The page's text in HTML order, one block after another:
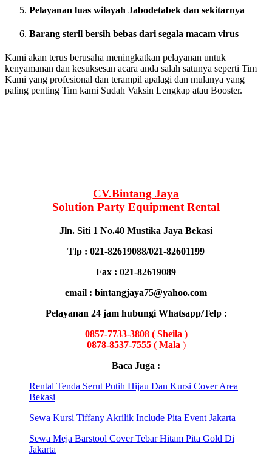
Pelayanan luas wilayah Jabodetabek dan sekitarnya
Barang steril bersih bebas dari segala macam virus
Kami akan terus berusaha meningkatkan pelayanan untuk
kenyamanan dan kesuksesan acara anda salah satunya seperti Tim
Kami yang profesional dan terampil apalagi dan mulanya yang
paling penting Tim kami Sudah Vaksin Lengkap atau Booster.
CV.Bintang Jaya
Solution Party Equipment Rental
Jln. Siti 1 No.40 Mustika Jaya Bekasi
Tlp : 021-82619088/021-82601199
Fax : 021-82619089
email : bintangjaya75@yahoo.com
Pelayanan 24 jam hubungi Whatsapp/Telp :
0857-7733-3808 ( Sheila )
0878-8537-7555 ( Mala )
Baca Juga :
Rental Tenda Serut Putih Hijau Dan Kursi Cover Area
Bekasi
Sewa Kursi Tiffany Akrilik Include Pita Event Jakarta
Sewa Meja Barstool Cover Tebar Hitam Pita Gold Di
Jakarta